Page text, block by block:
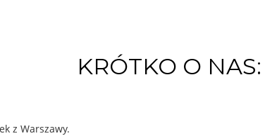
KRÓTKO O NAS:
z Warszawy.